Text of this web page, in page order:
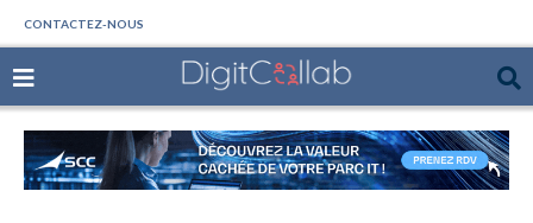
CONTACTEZ-NOUS